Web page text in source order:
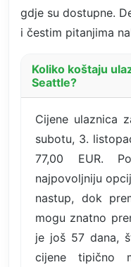
gdje su dostupne.
i čestim pitanjima
Koliko koštaju
Seattle?
Cijene ulaznica
subotu, 3.
77,00 EUR.
najpovoljniju
nastup, dok
mogu znatno
je još 57 dana,
cijene tipično